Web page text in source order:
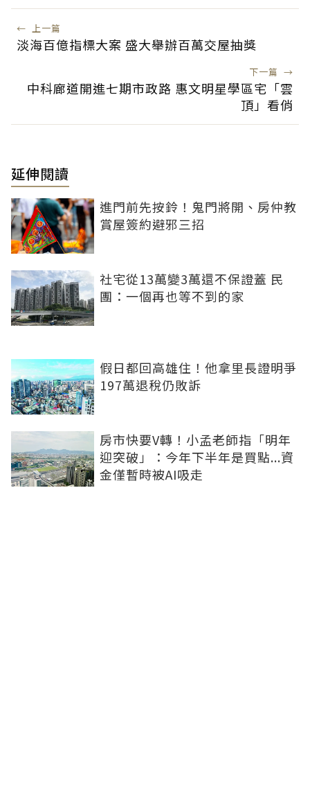
← 上一篇
淡海百億指標大案 盛大舉辦百萬交屋抽獎
下一篇 →
中科廊道開進七期市政路 惠文明星學區宅「雲
頂」看俏
延伸閱讀
進門前先按鈴！鬼門將開、房仲教
賞屋簽約避邪三招
社宅從13萬變3萬還不保證蓋 民
團：一個再也等不到的家
假日都回高雄住！他拿里長證明爭
197萬退稅仍敗訴
房市快要V轉！小孟老師指「明年
迎突破」：今年下半年是買點...資
金僅暫時被AI吸走